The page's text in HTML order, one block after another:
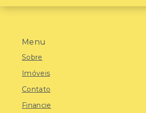
Menu
Sobre
Imóveis
Contato
Financie